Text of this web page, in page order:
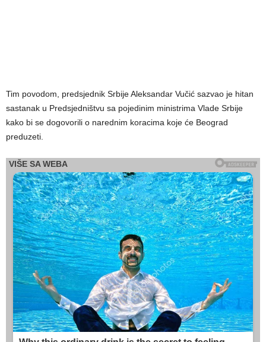
Tim povodom, predsjednik Srbije Aleksandar Vučić sazvao je hitan
sastanak u Predsjedništvu sa pojedinim ministrima Vlade Srbije
kako bi se dogovorili o narednim koracima koje će Beograd
preduzeti.